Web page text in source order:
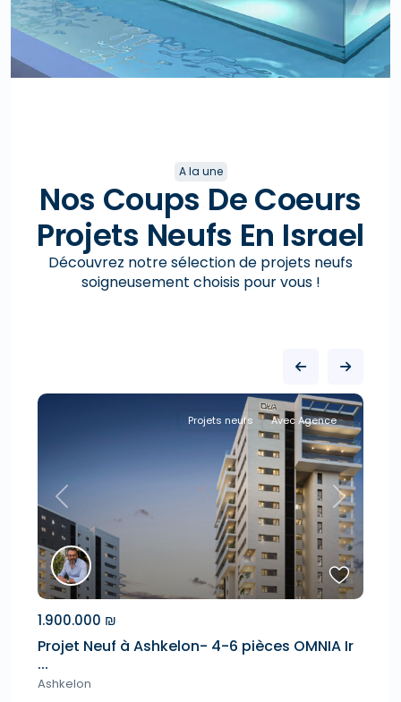
A la une
Nos Coups De Coeurs
Projets Neufs En Israel
Découvrez notre sélection de projets neufs
soigneusement choisis pour vous !
Previous Next
Projets neufs Avec Agence
1.900.000 ₪
Projet Neuf à Ashkelon- 4-6 pièces OMNIA Ir
...
Ashkelon